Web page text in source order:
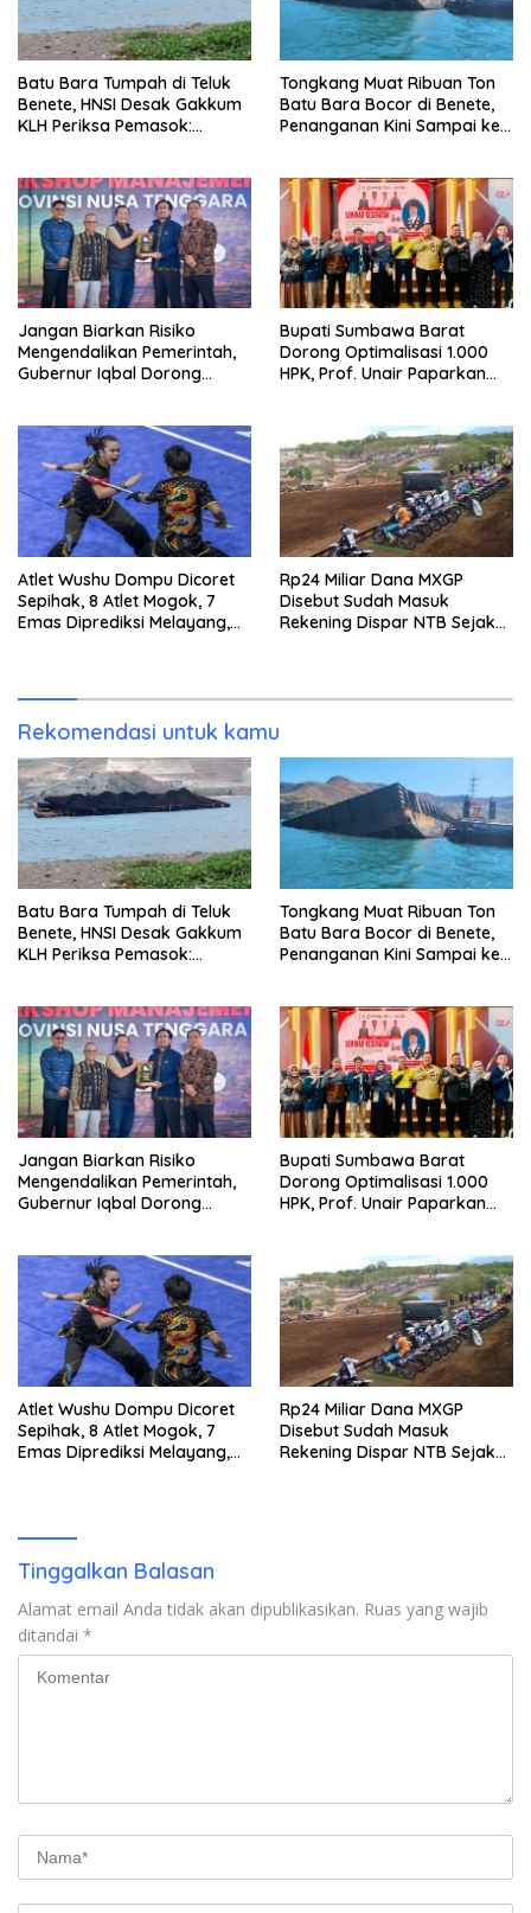
Batu Bara Tumpah di Teluk
Benete, HNSI Desak Gakkum
KLH Periksa Pemasok:
Tongkang Muat Ribuan Ton
Batu Bara Bocor di Benete,
Penanganan Kini Sampai ke
Jangan Biarkan Risiko
Mengendalikan Pemerintah,
Gubernur Iqbal Dorong
Bupati Sumbawa Barat
Dorong Optimalisasi 1.000
HPK, Prof. Unair Paparkan
Atlet Wushu Dompu Dicoret
Sepihak, 8 Atlet Mogok, 7
Emas Diprediksi Melayang,
Rp24 Miliar Dana MXGP
Disebut Sudah Masuk
Rekening Dispar NTB Sejak
Rekomendasi untuk kamu
Batu Bara Tumpah di Teluk
Benete, HNSI Desak Gakkum
KLH Periksa Pemasok:
Tongkang Muat Ribuan Ton
Batu Bara Bocor di Benete,
Penanganan Kini Sampai ke
Jangan Biarkan Risiko
Mengendalikan Pemerintah,
Gubernur Iqbal Dorong
Bupati Sumbawa Barat
Dorong Optimalisasi 1.000
HPK, Prof. Unair Paparkan
Atlet Wushu Dompu Dicoret
Sepihak, 8 Atlet Mogok, 7
Emas Diprediksi Melayang,
Rp24 Miliar Dana MXGP
Disebut Sudah Masuk
Rekening Dispar NTB Sejak
Tinggalkan Balasan
Alamat email Anda tidak akan dipublikasikan. Ruas yang wajib
ditandai *